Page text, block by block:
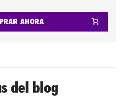
AHORA
del blog